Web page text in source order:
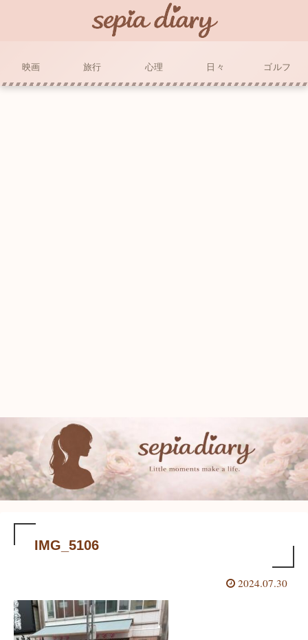
映画 旅行 心理 日々 ゴルフ
IMG_5106
2024.07.30